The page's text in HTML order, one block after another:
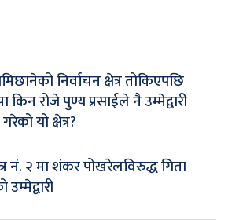
निर्वाचन क्षेत्र तोकिएपछि
किन रोजे पुण्य प्रसाईले नै उम्मेद्वारी
यो क्षेत्र?
नं. २ मा शंकर पोखरेलविरुद्ध गिता